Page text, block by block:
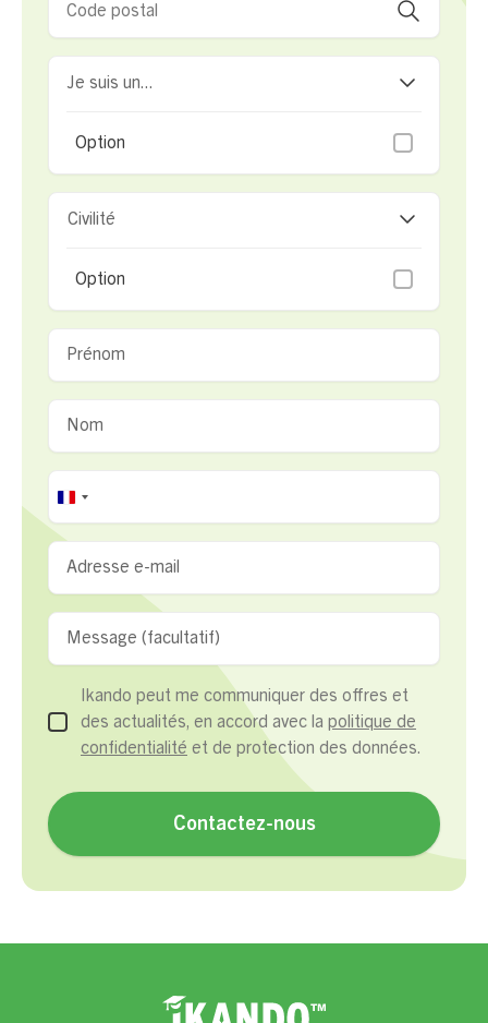
Je suis un...
Option
Civilité
Option
France
Ikando peut me communiquer des offres et
des actualités, en accord avec la politique de
confidentialité et de protection des données.